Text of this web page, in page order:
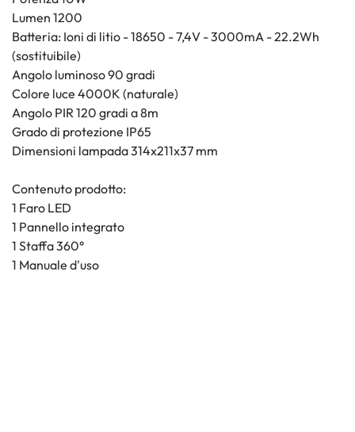
Lumen 1200
Batteria: Ioni di litio - 18650 - 7,4V - 3000mA - 22.2Wh
(sostituibile)
Angolo luminoso 90 gradi
Colore luce 4000K (naturale)
Angolo PIR 120 gradi a 8m
Grado di protezione IP65
Dimensioni lampada 314x211x37 mm
Contenuto prodotto:
1 Faro LED
1 Pannello integrato
1 Staffa 360°
1 Manuale d'uso